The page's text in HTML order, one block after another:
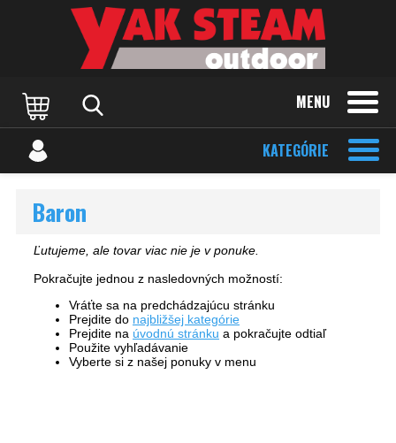
MENU
KATEGÓRIE
Baron
Ľutujeme, ale tovar viac nie je v ponuke.
Pokračujte jednou z nasledovných možností:
Vráťte sa na predchádzajúcu stránku
Prejdite do najbližšej kategórie
Prejdite na úvodnú stránku a pokračujte odtiaľ
Použite vyhľadávanie
Vyberte si z našej ponuky v menu